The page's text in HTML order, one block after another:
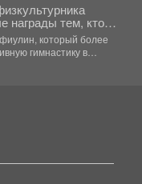
награды тем, кто
спорту икоторый более
гимнастику в